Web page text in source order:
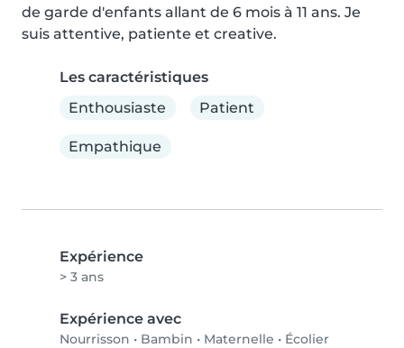
de garde d'enfants allant de 6 mois à 11 ans. Je
suis attentive, patiente et creative.
Les caractéristiques
Enthousiaste
Patient
Empathique
Expérience
> 3 ans
Expérience avec
Nourrisson • Bambin • Maternelle • Écolier